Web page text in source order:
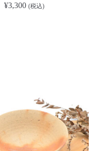
¥3,300 (税込)